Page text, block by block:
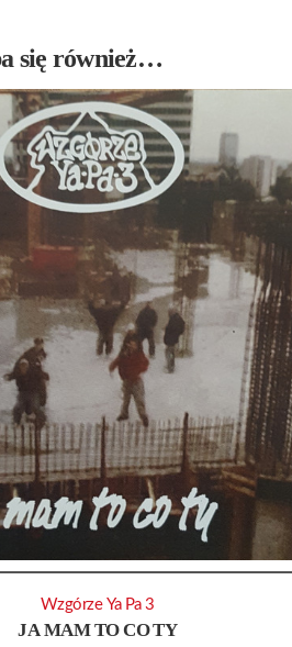
się również…
JA MAM TO CO TY
Wzgórze Ya Pa 3